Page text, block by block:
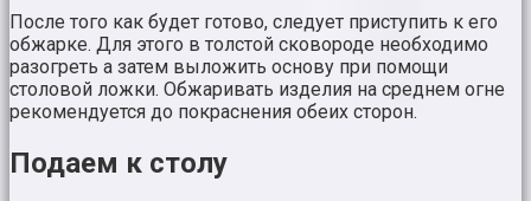
После того как будет готово, следует приступить к его
обжарке. Для этого в толстой сковороде необходимо
разогреть а затем выложить основу при помощи
столовой ложки. Обжаривать изделия на среднем огне
рекомендуется до покраснения обеих сторон.
Подаем к столу